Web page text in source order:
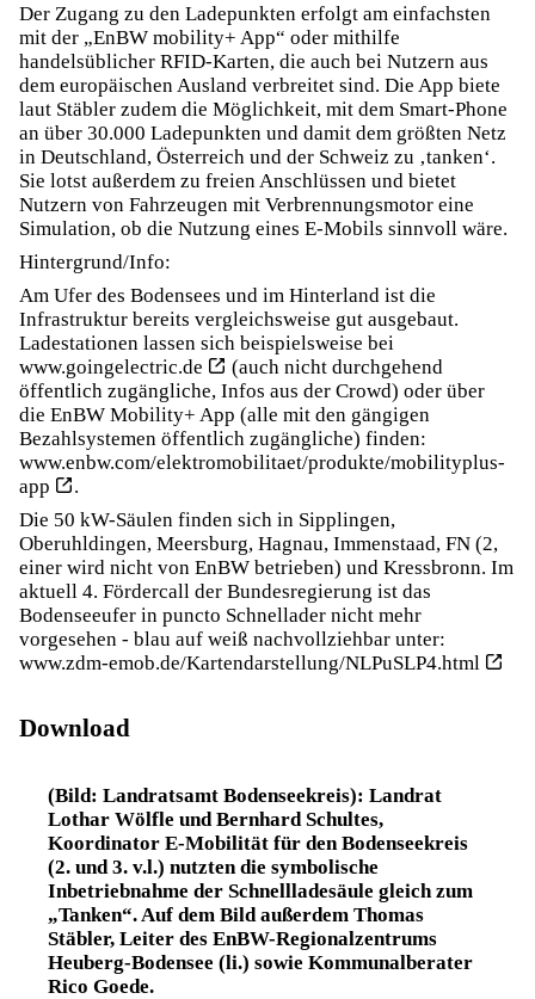
Der Zugang zu den Ladepunkten erfolgt am einfachsten
mit der „EnBW mobility+ App“ oder mithilfe
handelsüblicher RFID-Karten, die auch bei Nutzern aus
dem europäischen Ausland verbreitet sind. Die App biete
laut Stäbler zudem die Möglichkeit, mit dem Smart-Phone
an über 30.000 Ladepunkten und damit dem größten Netz
in Deutschland, Österreich und der Schweiz zu ‚tanken‘.
Sie lotst außerdem zu freien Anschlüssen und bietet
Nutzern von Fahrzeugen mit Verbrennungsmotor eine
Simulation, ob die Nutzung eines E-Mobils sinnvoll wäre.
Hintergrund/Info:
Am Ufer des Bodensees und im Hinterland ist die
Infrastruktur bereits vergleichsweise gut ausgebaut.
Ladestationen lassen sich beispielsweise bei
www.goingelectric.de
(auch nicht durchgehend
öffentlich zugängliche, Infos aus der Crowd) oder über
die EnBW Mobility+ App (alle mit den gängigen
Bezahlsystemen öffentlich zugängliche) finden:
www.enbw.com/elektromobilitaet/produkte/mobilityplus-
app
.
Die 50 kW-Säulen finden sich in Sipplingen,
Oberuhldingen, Meersburg, Hagnau, Immenstaad, FN (2,
einer wird nicht von EnBW betrieben) und Kressbronn. Im
aktuell 4. Fördercall der Bundesregierung ist das
Bodenseeufer in puncto Schnellader nicht mehr
vorgesehen - blau auf weiß nachvollziehbar unter:
www.zdm-emob.de/Kartendarstellung/NLPuSLP4.html
Download
(Bild: Landratsamt Bodenseekreis): Landrat
Lothar Wölfle und Bernhard Schultes,
Koordinator E-Mobilität für den Bodenseekreis
(2. und 3. v.l.) nutzten die symbolische
Inbetriebnahme der Schnellladesäule gleich zum
„Tanken“. Auf dem Bild außerdem Thomas
Stäbler, Leiter des EnBW-Regionalzentrums
Heuberg-Bodensee (li.) sowie Kommunalberater
Rico Goede.